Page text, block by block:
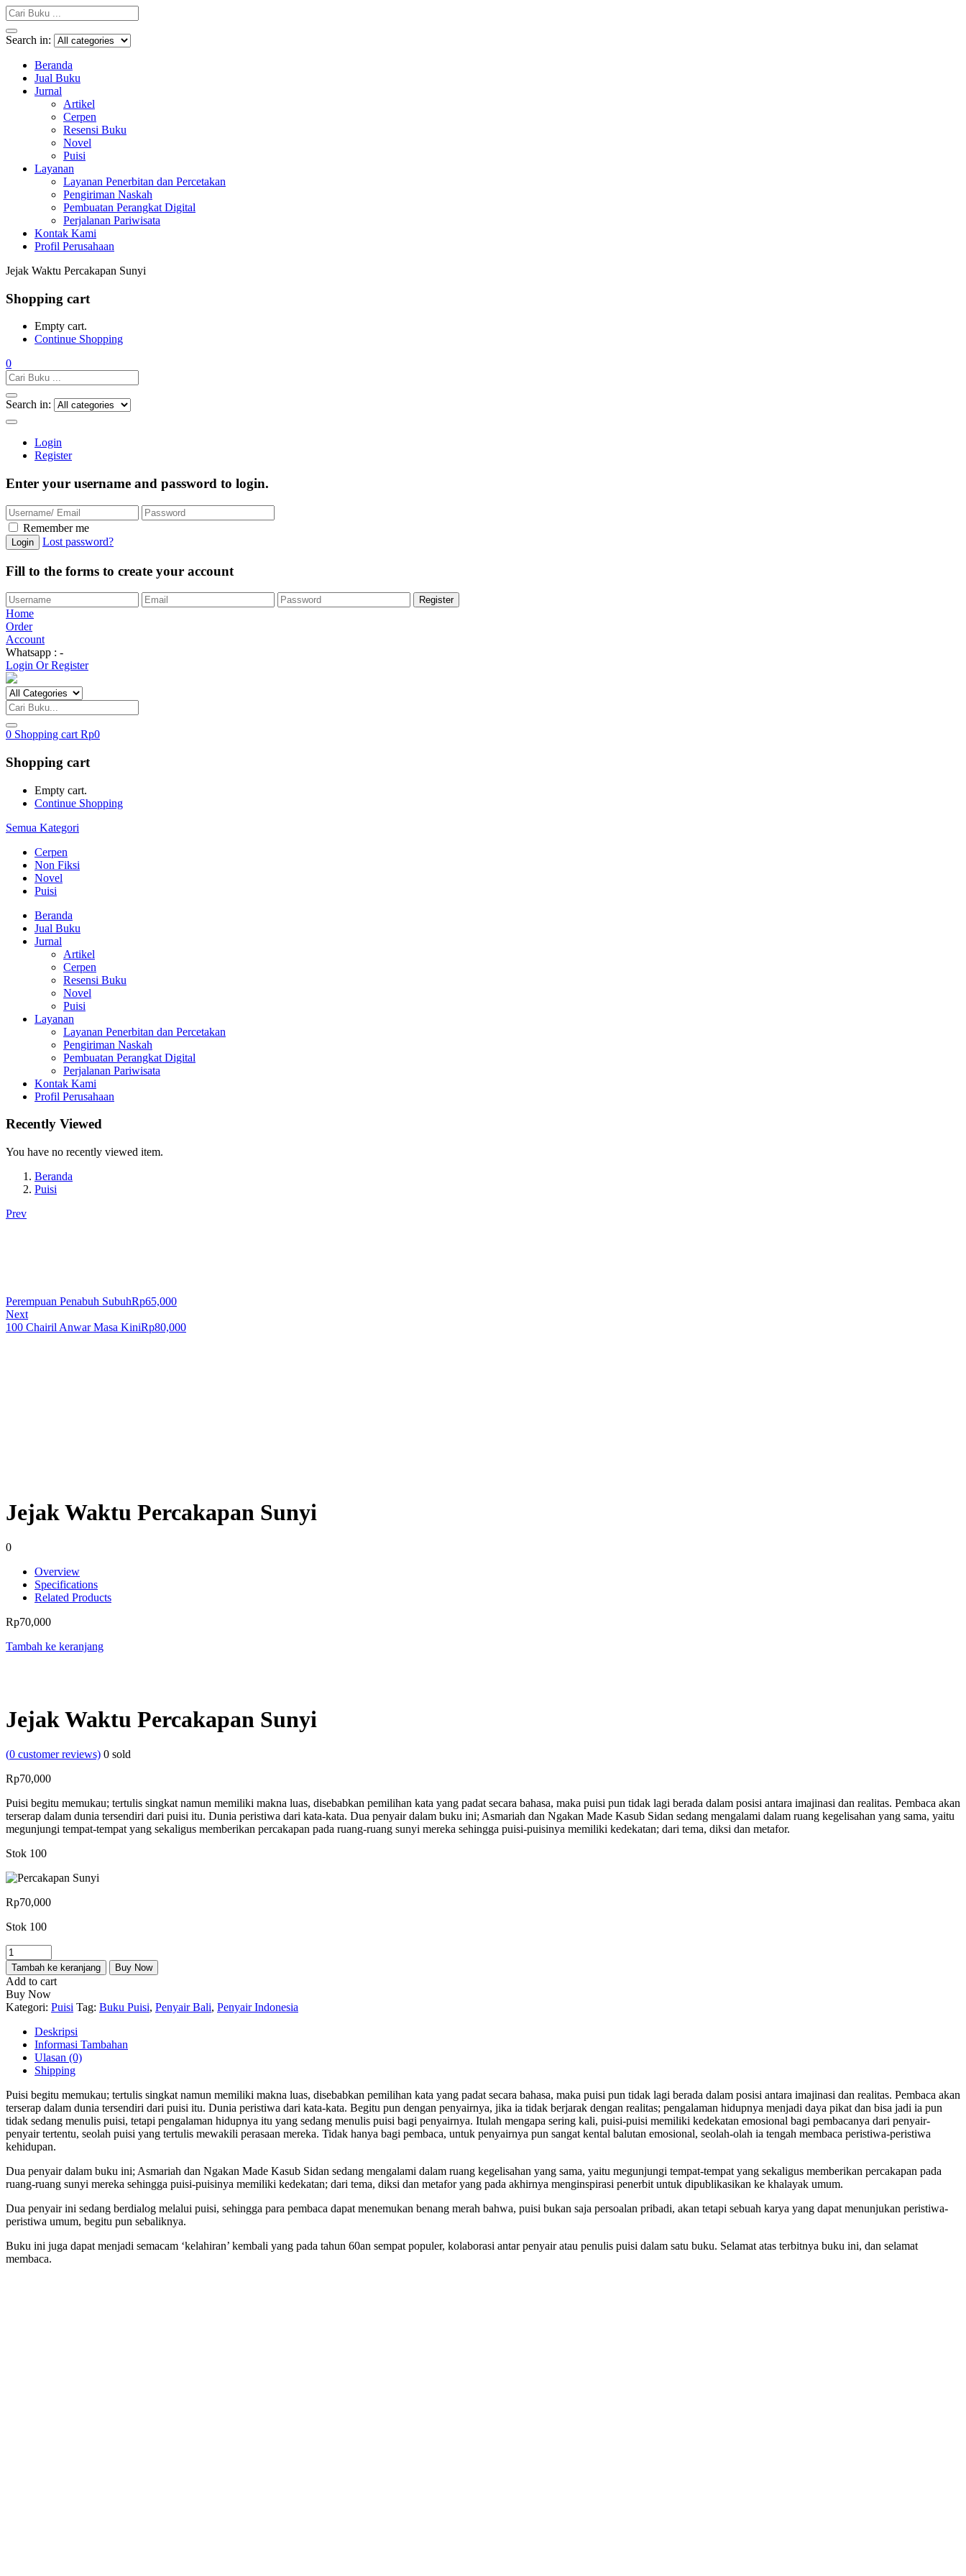
Search in:
Beranda
Jual Buku
Jurnal
Artikel
Cerpen
Resensi Buku
Novel
Puisi
Layanan
Layanan Penerbitan dan Percetakan
Pengiriman Naskah
Pembuatan Perangkat Digital
Perjalanan Pariwisata
Kontak Kami
Profil Perusahaan
Jejak Waktu Percakapan Sunyi
Shopping cart
Empty cart.
Continue Shopping
0
Search in:
Login
Register
Enter your username and password to login.
Remember me
Lost password?
Fill to the forms to create your account
Home
Order
Account
Whatsapp : -
Login Or Register
0 Shopping cart Rp0
Shopping cart
Empty cart.
Continue Shopping
Semua Kategori
Cerpen
Non Fiksi
Novel
Puisi
Beranda
Jual Buku
Jurnal
Artikel
Cerpen
Resensi Buku
Novel
Puisi
Layanan
Layanan Penerbitan dan Percetakan
Pengiriman Naskah
Pembuatan Perangkat Digital
Perjalanan Pariwisata
Kontak Kami
Profil Perusahaan
Recently Viewed
You have no recently viewed item.
Beranda
Puisi
Prev
Perempuan Penabuh SubuhRp65,000
Next
100 Chairil Anwar Masa KiniRp80,000
Jejak Waktu Percakapan Sunyi
0
Overview
Specifications
Related Products
Rp70,000
Tambah ke keranjang
Jejak Waktu Percakapan Sunyi
(0 customer reviews) 0 sold
Rp70,000
Puisi begitu memukau; tertulis singkat namun memiliki makna luas, disebabkan pemilihan kata yang padat secara bahasa, maka puisi pun tidak lagi berada dalam posisi antara imajinasi dan realitas. Pembaca akan
terserap dalam dunia tersendiri dari puisi itu. Dunia peristiwa dari kata-kata. Dua penyair dalam buku ini; Asmariah dan Ngakan Made Kasub Sidan sedang mengalami dalam ruang kegelisahan yang sama, yaitu
megunjungi tempat-tempat yang sekaligus memberikan percakapan pada ruang-ruang sunyi mereka sehingga puisi-puisinya memiliki kedekatan; dari tema, diksi dan metafor.
Stok 100
Rp70,000
Stok 100
Kuantitas
Jejak
Waktu
Percakapan
Sunyi
Tambah ke keranjang Buy Now
Add to cart
Buy Now
Kategori: Puisi Tag: Buku Puisi, Penyair Bali, Penyair Indonesia
Deskripsi
Informasi Tambahan
Ulasan (0)
Shipping
Puisi begitu memukau; tertulis singkat namun memiliki makna luas, disebabkan pemilihan kata yang padat secara bahasa, maka puisi pun tidak lagi berada dalam posisi antara imajinasi dan realitas. Pembaca akan
terserap dalam dunia tersendiri dari puisi itu. Dunia peristiwa dari kata-kata. Begitu pun dengan penyairnya, jika ia tidak berjarak dengan realitas; pengalaman hidupnya menjadi daya pikat dan bisa jadi ia pun
tidak sedang menulis puisi, tetapi pengalaman hidupnya itu yang sedang menulis puisi bagi penyairnya. Itulah mengapa sering kali, puisi-puisi memiliki kedekatan emosional bagi pembacanya dari penyair-
penyair tertentu, seolah puisi yang tertulis mewakili perasaan mereka. Tidak hanya bagi pembaca, untuk penyairnya pun sangat kental balutan emosional, seolah-olah ia tengah membaca peristiwa-peristiwa
kehidupan.
Dua penyair dalam buku ini; Asmariah dan Ngakan Made Kasub Sidan sedang mengalami dalam ruang kegelisahan yang sama, yaitu megunjungi tempat-tempat yang sekaligus memberikan percakapan pada
ruang-ruang sunyi mereka sehingga puisi-puisinya memiliki kedekatan; dari tema, diksi dan metafor yang pada akhirnya menginspirasi penerbit untuk dipublikasikan ke khalayak umum.
Dua penyair ini sedang berdialog melalui puisi, sehingga para pembaca dapat menemukan benang merah bahwa, puisi bukan saja persoalan pribadi, akan tetapi sebuah karya yang dapat menunjukan peristiwa-
peristiwa umum, begitu pun sebaliknya.
Buku ini juga dapat menjadi semacam ‘kelahiran’ kembali yang pada tahun 60an sempat populer, kolaborasi antar penyair atau penulis puisi dalam satu buku. Selamat atas terbitnya buku ini, dan selamat
membaca.